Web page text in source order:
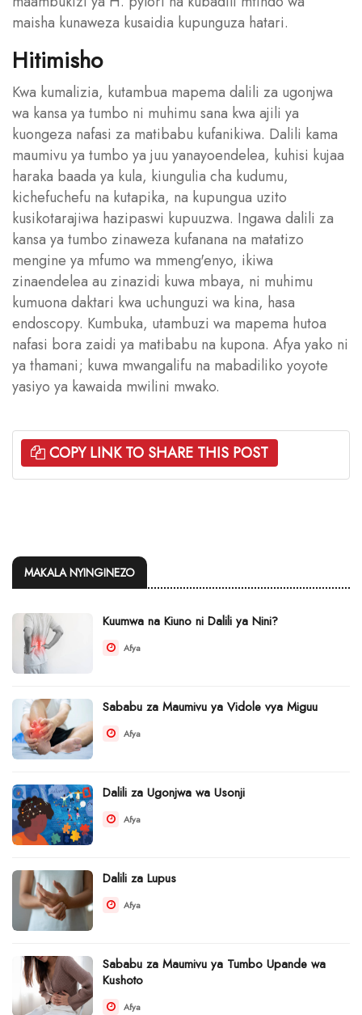
maisha kunaweza kusaidia kupunguza hatari.
Hitimisho
Kwa kumalizia, kutambua mapema dalili za ugonjwa
wa kansa ya tumbo ni muhimu sana kwa ajili ya
kuongeza nafasi za matibabu kufanikiwa. Dalili kama
maumivu ya tumbo ya juu yanayoendelea, kuhisi kujaa
haraka baada ya kula, kiungulia cha kudumu,
kichefuchefu na kutapika, na kupungua uzito
kusikotarajiwa hazipaswi kupuuzwa. Ingawa dalili za
kansa ya tumbo zinaweza kufanana na matatizo
mengine ya mfumo wa mmeng'enyo, ikiwa
zinaendelea au zinazidi kuwa mbaya, ni muhimu
kumuona daktari kwa uchunguzi wa kina, hasa
endoscopy. Kumbuka, utambuzi wa mapema hutoa
nafasi bora zaidi ya matibabu na kupona. Afya yako ni
ya thamani; kuwa mwangalifu na mabadiliko yoyote
yasiyo ya kawaida mwilini mwako.
COPY LINK TO SHARE THIS POST
MAKALA NYINGINEZO
Kuumwa na Kiuno ni Dalili ya Nini?
Afya
Sababu za Maumivu ya Vidole vya Miguu
Afya
Dalili za Ugonjwa wa Usonji
Afya
Dalili za Lupus
Afya
Sababu za Maumivu ya Tumbo Upande wa
Kushoto
Afya